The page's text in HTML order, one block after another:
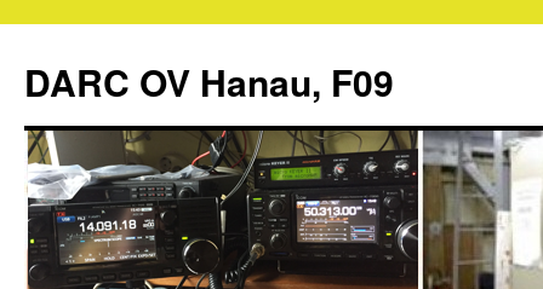
springen
DARC OV Hanau, F09